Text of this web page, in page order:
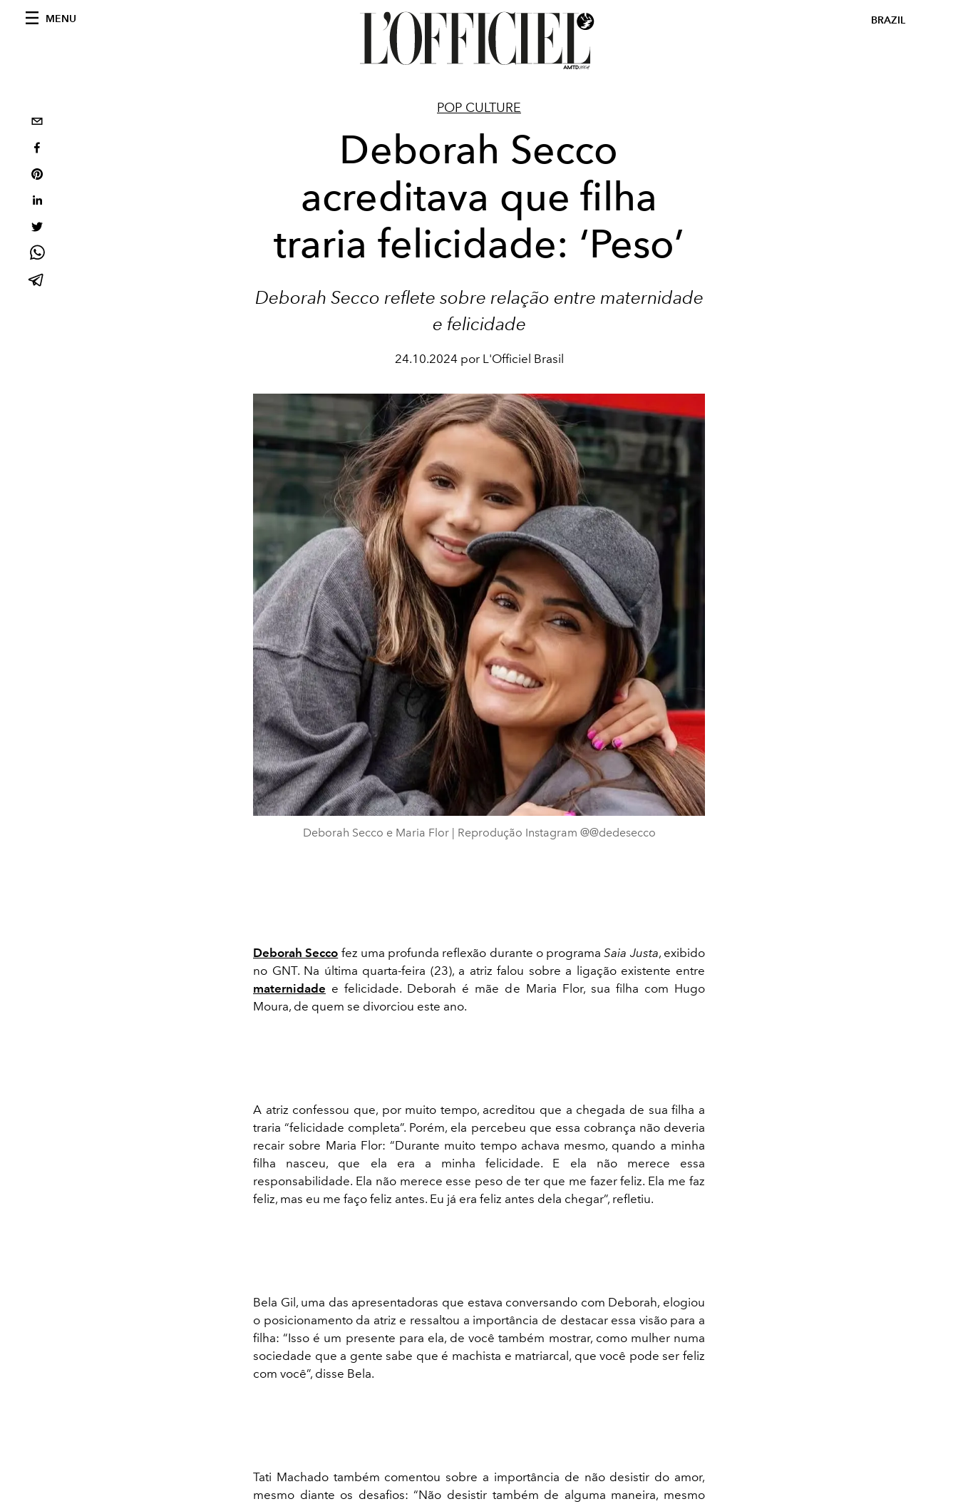
MENU BRAZIL
POP CULTURE
Deborah Secco
acreditava que filha
traria felicidade: ‘Peso’
Deborah Secco reflete sobre relação entre maternidade
e felicidade
24.10.2024 por L'Officiel Brasil
Deborah Secco e Maria Flor | Reprodução Instagram @@dedesecco
Deborah Secco fez uma profunda reflexão durante o programaSaia Justa, exibido
no GNT. Na última quarta-feira (23), a atriz falou sobre a ligação existente entre
maternidade e felicidade. Deborah é mãe de Maria Flor, sua filha com Hugo
Moura, de quem se divorciou este ano.
A atriz confessou que, por muito tempo, acreditou que a chegada de sua filha a
traria “felicidade completa”. Porém, ela percebeu que essa cobrança não deveria
recair sobre Maria Flor: “Durante muito tempo achava mesmo, quando a minha
filha nasceu, que ela era a minha felicidade. E ela não merece essa
responsabilidade. Ela não merece esse peso de ter que me fazer feliz. Ela me faz
feliz, mas eu me faço feliz antes. Eu já era feliz antes dela chegar”, refletiu.
Bela Gil, uma das apresentadoras que estava conversando com Deborah, elogiou
o posicionamento da atriz e ressaltou a importância de destacar essa visão para a
filha: “Isso é um presente para ela, de você também mostrar, como mulher numa
sociedade que a gente sabe que é machista e matriarcal, que você pode ser feliz
com você”, disse Bela.
Tati Machado também comentou sobre a importância de não desistir do amor,
mesmo diante os desafios: “Não desistir também de alguma maneira, mesmo